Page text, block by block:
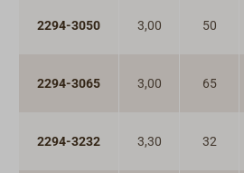
2294-3050 3,00 50
2294-3065 3,00 65
2294-3232 3,30 32